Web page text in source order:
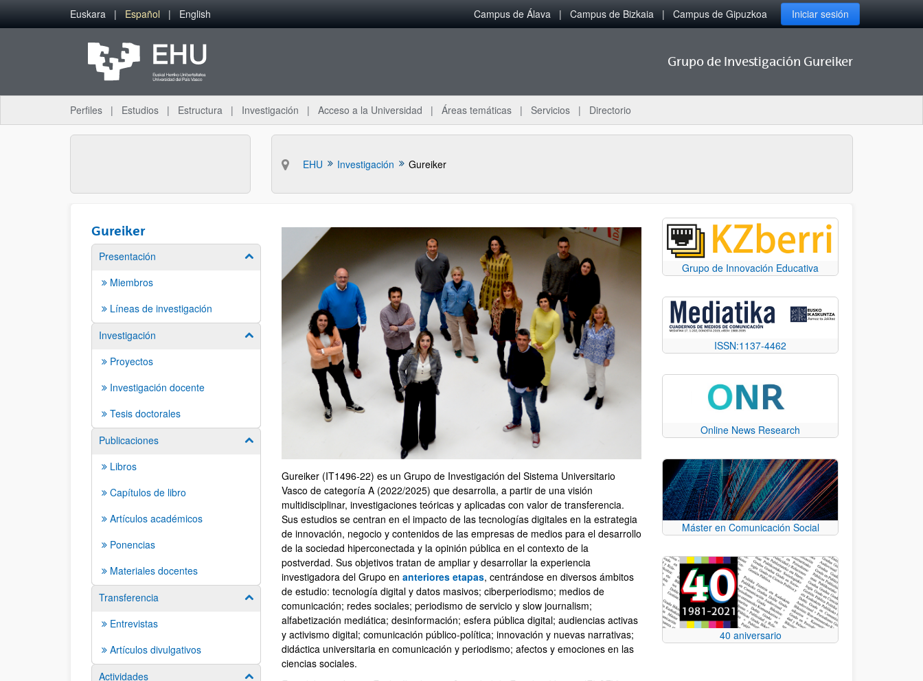
Saltar al contenido principal
Euskara Español English Campus de Álava Campus de Bizkaia Campus de Gipuzkoa Iniciar sesión
Grupo de Investigación Gureiker
Perfiles Estudios Estructura Investigación Acceso a la Universidad Áreas temáticas Servicios Directorio
EHU Investigación Gureiker
Gureiker
Presentación Mostrar/ocultar subpáginas
Miembros
Líneas de investigación
Investigación
Mostrar/ocultar subpáginas
Proyectos
Investigación docente
Tesis doctorales
Publicaciones
Mostrar/ocultar subpáginas
Libros
Capítulos de libro
Artículos académicos
Ponencias
Materiales docentes
Transferencia
Mostrar/ocultar subpáginas
Entrevistas
Artículos divulgativos
Actividades
Mostrar/ocultar subpáginas
Gureiker (IT1496-22) es un Grupo de Investigación del Sistema Universitario
Vasco de categoría A (2022/2025) que desarrolla, a partir de una visión
multidisciplinar, investigaciones teóricas y aplicadas con valor de transferencia.
Sus estudios se centran en el impacto de las tecnologías digitales en la estrategia
de innovación, negocio y contenidos de las empresas de medios para el desarrollo
de la sociedad hiperconectada y la opinión pública en el contexto de la
postverdad. Sus objetivos tratan de ampliar y desarrollar la experiencia
investigadora del Grupo en anteriores etapas, centrándose en diversos ámbitos
de estudio: tecnología digital y datos masivos; ciberperiodismo; medios de
comunicación; redes sociales; periodismo de servicio y slow journalism;
alfabetización mediática; desinformación; esfera pública digital; audiencias activas
y activismo digital; comunicación público-política; innovación y nuevas narrativas;
didáctica universitaria en comunicación y periodismo; afectos y emociones en las
ciencias sociales.
Grupo de Innovación Educativa
ISSN:1137-4462
Online News Research
Máster en Comunicación Social
40 aniversario